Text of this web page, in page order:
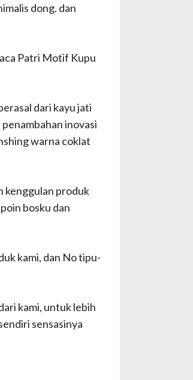
dong. dan
Patri Motif Kupu
dari kayu jati
inovasi
warna coklat
kenggulan produk
bosku dan
kami, dan No tipu-
kami, untuk lebih
sensasinya